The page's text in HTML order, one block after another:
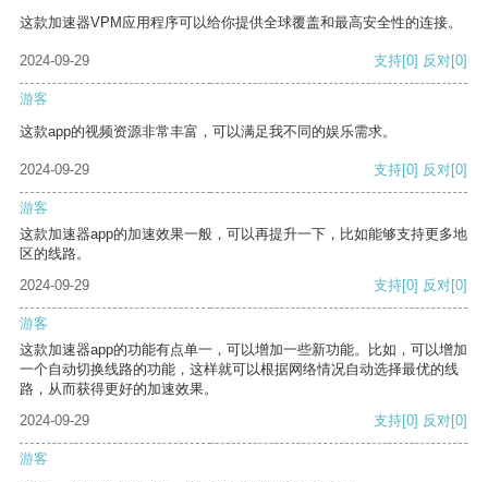
这款加速器VPM应用程序可以给你提供全球覆盖和最高安全性的连接。
2024-09-29 支持[0] 反对[0]
游客
这款app的视频资源非常丰富，可以满足我不同的娱乐需求。
2024-09-29 支持[0] 反对[0]
游客
这款加速器app的加速效果一般，可以再提升一下，比如能够支持更多地
区的线路。
2024-09-29
支持[0] 反对[0]
游客
这款加速器app的功能有点单一，可以增加一些新功能。比如，可以增加
一个自动切换线路的功能，这样就可以根据网络情况自动选择最优的线
路，从而获得更好的加速效果。
2024-09-29
支持[0] 反对[0]
游客